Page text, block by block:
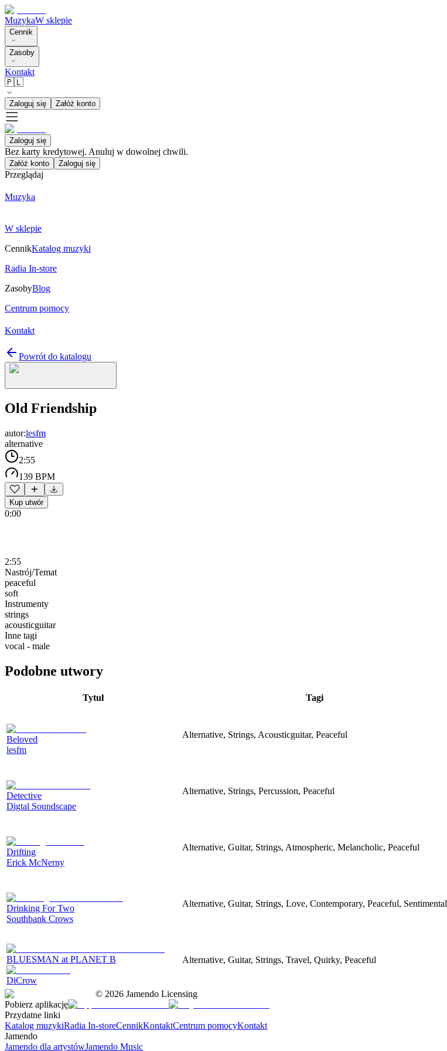
MuzykaW sklepie
Cennik
Zasoby
Kontakt
🇵🇱
Zaloguj się Załóż konto
Zaloguj się
Bez karty kredytowej. Anuluj w dowolnej chwili.
Załóż konto Zaloguj się
Przeglądaj
Muzyka
W sklepie
CennikKatalog muzyki
Radia In-store
ZasobyBlog
Centrum pomocy
Kontakt
Powrót do katalogu
Old Friendship
autor:lesfm
alternative
2:55
139 BPM
Kup utwór
0:00
2:55
Nastrój/Temat
peaceful
soft
Instrumenty
strings
acousticguitar
Inne tagi
vocal - male
Podobne utwory
Tytuł Tagi
Beloved
lesfm
Alternative, Strings, Acousticguitar, Peaceful
Detective
Digtal Soundscape
Alternative, Strings, Percussion, Peaceful
Drifting
Erick McNerny
Alternative, Guitar, Strings, Atmospheric, Melancholic, Peaceful
Drinking For Two
Southbank Crows
Alternative, Guitar, Strings, Love, Contemporary, Peaceful, Sentimental
BLUESMAN at PLANET B
DiCrow
Alternative, Guitar, Strings, Travel, Quirky, Peaceful
© 2026 Jamendo Licensing
Pobierz aplikację
Przydatne linki
Katalog muzykiRadia In-storeCennikKontaktCentrum pomocyKontakt
Jamendo
Jamendo dla artystówJamendo Music